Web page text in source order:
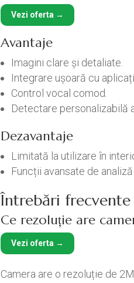
Vezi oferta →
Avantaje
Imagini clare și detaliate.
Integrare ușoară cu
Control vocal comod.
Detectare personalizabilă
Dezavantaje
Limitată la utilizare în
Funcții avansate de
Întrebări frecvente
Ce rezoluție are
Vezi oferta →
Camera are o rezoluție de